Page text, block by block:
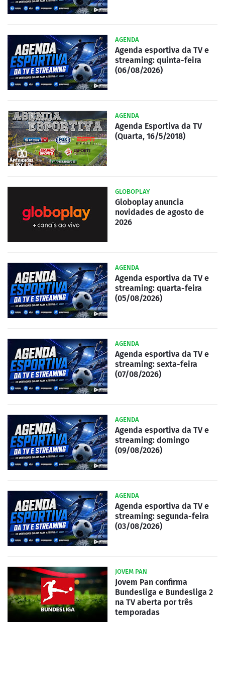
AGENDA
Agenda esportiva da TV e
streaming: quinta-feira
(06/08/2026)
AGENDA
Agenda Esportiva da TV
(Quarta, 16/5/2018)
GLOBOPLAY
Globoplay anuncia
novidades de agosto de
2026
AGENDA
Agenda esportiva da TV e
streaming: quarta-feira
(05/08/2026)
AGENDA
Agenda esportiva da TV e
streaming: sexta-feira
(07/08/2026)
AGENDA
Agenda esportiva da TV e
streaming: domingo
(09/08/2026)
AGENDA
Agenda esportiva da TV e
streaming: segunda-feira
(03/08/2026)
JOVEM PAN
Jovem Pan confirma
Bundesliga e Bundesliga 2
na TV aberta por três
temporadas